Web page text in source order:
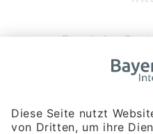
Bayerische Gesellschaft
Rosenheimer Str. 143C